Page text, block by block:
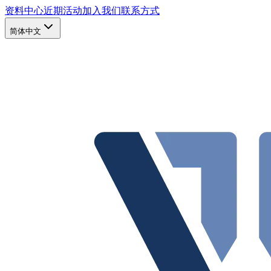
资料中心近期活动加入我们联系方式
简体中文